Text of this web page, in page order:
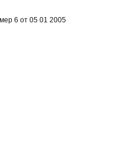
6 от 05 01 2005